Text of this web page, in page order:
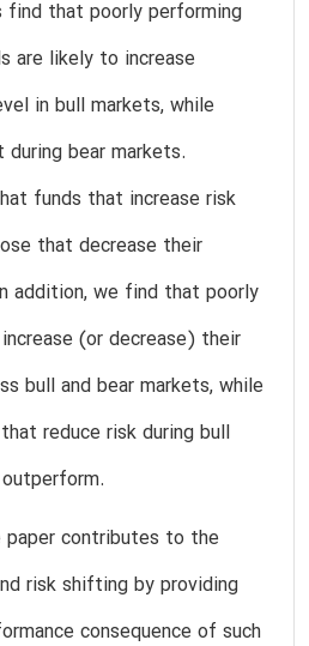
find that poorly performing
are likely to increase
in bull markets, while
bear markets.
funds that increase risk
that decrease their
addition, we find that poorly
(or decrease) their
bull and bear markets, while
reduce risk during bull
paper contributes to the
risk shifting by providing
consequence of such